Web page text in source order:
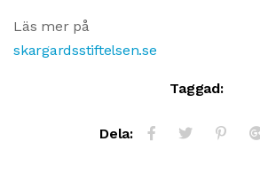
Läs mer på
skargardsstiftelsen.se
Taggad:
Dela: